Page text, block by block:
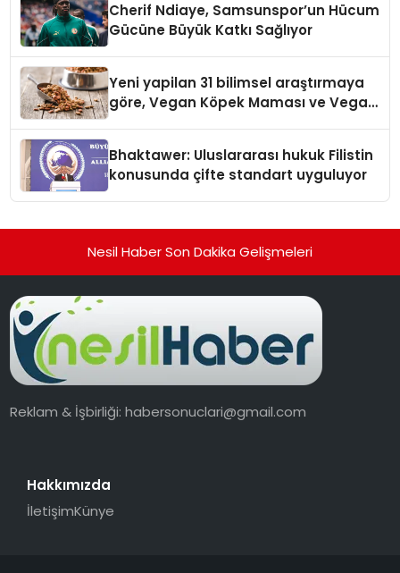
Cherif Ndiaye, Samsunspor’un Hücum
Gücüne Büyük Katkı Sağlıyor
Yeni yapilan 31 bilimsel araştırmaya
göre, Vegan Köpek Maması ve Vegan
Bhaktawer: Uluslararası hukuk Filistin
konusunda çifte standart uyguluyor
Nesil Haber Son Dakika Gelişmeleri
Reklam & İşbirliği:habersonuclari@gmail.com
Hakkımızda
İletişimKünye